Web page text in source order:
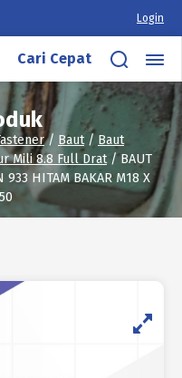
Login
Cari Cepat
/ Baut/ Baut
Mili 8.8 Full Drat/ BAUT
933 HITAM BAKAR M18 X